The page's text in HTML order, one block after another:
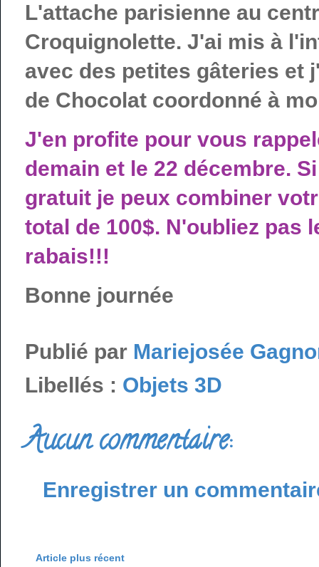
L'attache parisienne au
Croquignolette. J'ai mis à
avec des petites gâteries et
de Chocolat coordonné à
J'en profite pour vous
demain et le 22 décembre.
gratuit je peux combiner
total de 100$. N'oubliez pas
rabais!!!
Bonne journée
Publié par Mariejosée
Libellés : Objets 3D
Aucun commentaire:
Enregistrer un
Article plus récent